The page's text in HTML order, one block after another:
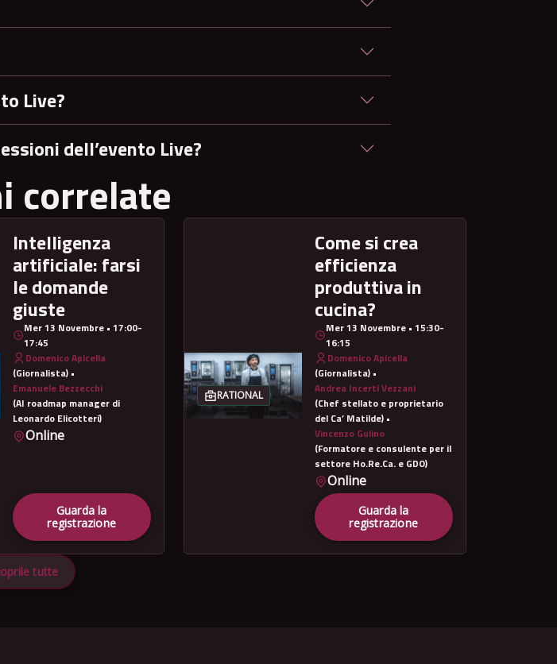
Live?
dell’evento Live?
correlate
Intelligenza
artificiale: farsi
le domande
giuste
Mer 13 Novembre • 17:00-
17:45
Domenico Apicella
(Giornalista) •
Emanuele Bezzecchi
(AI roadmap manager di
Leonardo Elicotteri)
Online
Guarda la
registrazione
RATIONAL
Come si crea
efficienza
produttiva in
cucina?
Mer 13 Novembre • 15:30-
16:15
Domenico Apicella
(Giornalista) •
Andrea Incerti Vezzani
(Chef stellato e proprietario
del Ca’ Matilde) •
Vincenzo Gulino
(Formatore e consulente per il
settore Ho.Re.Ca. e GDO)
Online
Guarda la
registrazione
tutte